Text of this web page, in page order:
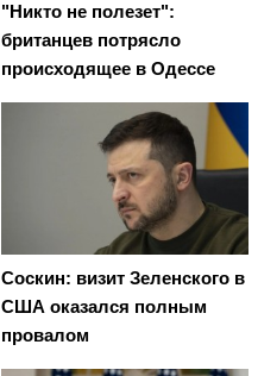
"Никто не полезет":
британцев потрясло
происходящее в Одессе
Соскин: визит Зеленского в
США оказался полным
провалом